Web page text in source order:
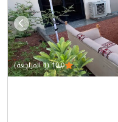
10.0 (1 المراجعة)